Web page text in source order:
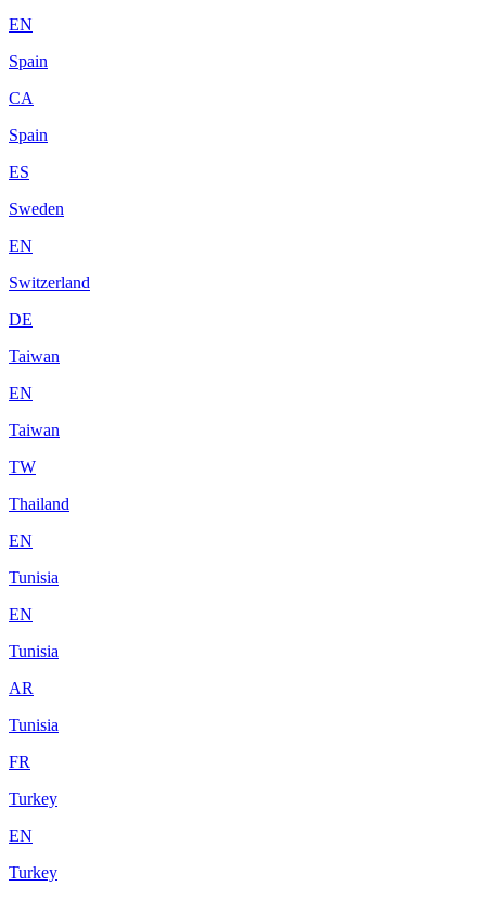
EN
Spain
CA
Spain
ES
Sweden
EN
Switzerland
DE
Taiwan
EN
Taiwan
TW
Thailand
EN
Tunisia
EN
Tunisia
AR
Tunisia
FR
Turkey
EN
Turkey